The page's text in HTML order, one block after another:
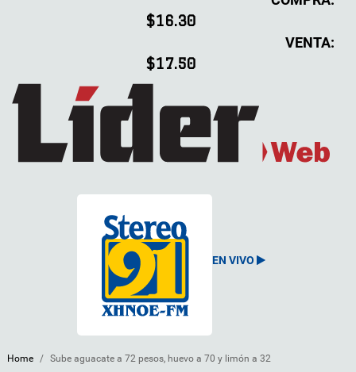
$16.30
VENTA:
$17.50
EN VIVO
Home / Sube aguacate a 72 pesos, huevo a 70 y limón a 32